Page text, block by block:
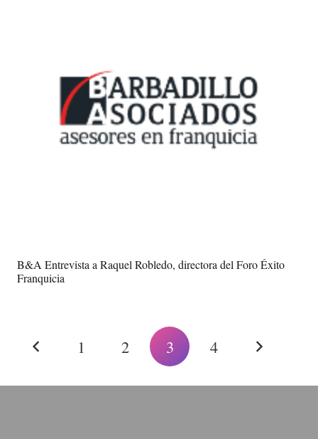
B&A Entrevista a Raquel Robledo, directora del Foro Éxito
Franquicia
1 2 3 4